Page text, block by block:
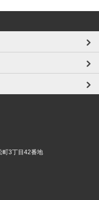
3丁目42番地